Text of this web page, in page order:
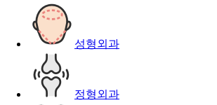
성형외과
정형외과